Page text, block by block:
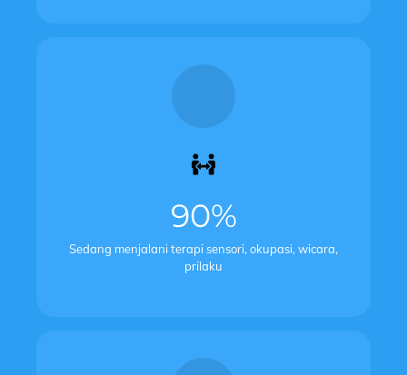
90%
Sedang menjalani terapi sensori, okupasi, wicara,
prilaku